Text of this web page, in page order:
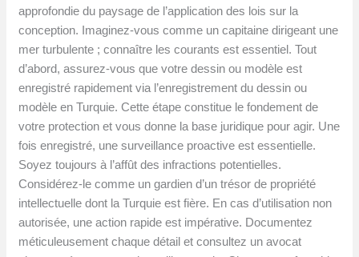
approfondie du paysage de l’application des lois sur la
conception. Imaginez-vous comme un capitaine dirigeant une
mer turbulente ; connaître les courants est essentiel. Tout
d’abord, assurez-vous que votre dessin ou modèle est
enregistré rapidement via l’enregistrement du dessin ou
modèle en Turquie. Cette étape constitue le fondement de
votre protection et vous donne la base juridique pour agir. Une
fois enregistré, une surveillance proactive est essentielle.
Soyez toujours à l’affût des infractions potentielles.
Considérez-le comme un gardien d’un trésor de propriété
intellectuelle dont la Turquie est fière. En cas d’utilisation non
autorisée, une action rapide est impérative. Documentez
méticuleusement chaque détail et consultez un avocat